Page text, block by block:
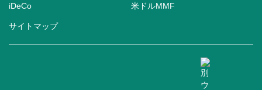
iDeCo 米ドルMMF
サイトマップ